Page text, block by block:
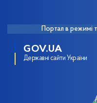
Портал в режимі
GOV.UA
Державні сайти України